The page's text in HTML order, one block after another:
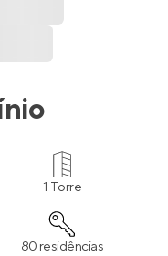
1 Torre
80 residências